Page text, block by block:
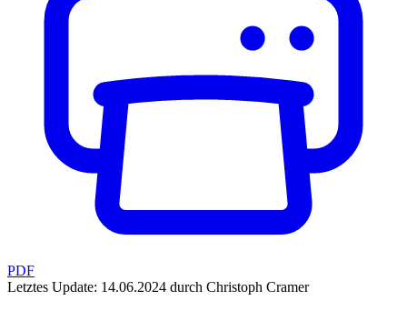
PDF
Letztes Update: 14.06.2024 durch Christoph Cramer